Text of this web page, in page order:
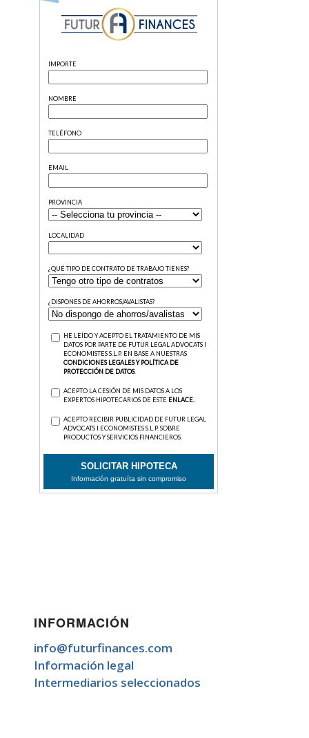
INFORMACIÓN
info@futurfinances.com
Información legal
Intermediarios seleccionados